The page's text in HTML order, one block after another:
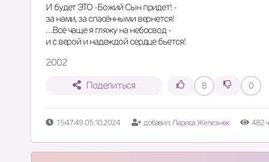
И будет ЭТО -Божий Сын придет! -
за нами, за спасёнными вернется!
…Всё чаще я гляжу на небосвод -
и с верой и надеждой сердце бьется!
2002
Поделиться
8 0
15:47:49 05.10.2024 добавил:Лариса Железняк 482